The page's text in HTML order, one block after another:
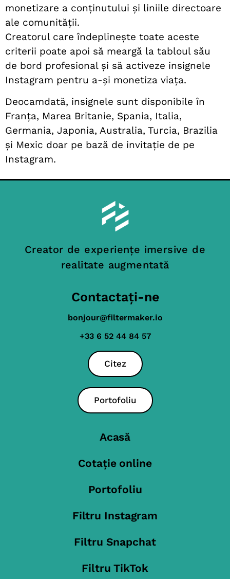
monetizare a conținutului și liniile directoare
ale comunității.
Creatorul care îndeplinește toate aceste
criterii poate apoi să meargă la tabloul său
de bord profesional și să activeze insignele
Instagram pentru a-și monetiza viața.
Deocamdată, insignele sunt disponibile în
Franța, Marea Britanie, Spania, Italia,
Germania, Japonia, Australia, Turcia, Brazilia
și Mexic doar pe bază de invitație de pe
Instagram.
Creator de experiențe imersive de
realitate augmentată
Contactați-ne
bonjour@filtermaker.io
+33 6 52 44 84 57
Citez
Portofoliu
Acasă
Cotație online
Portofoliu
Filtru Instagram
Filtru Snapchat
Filtru TikTok